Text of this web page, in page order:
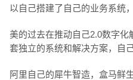
以自己搭建了自己的业务系统
美的过去在推动自己2.0数字
套独立的系统和解决方案，自
阿里自己的犀牛智造，盒马鲜